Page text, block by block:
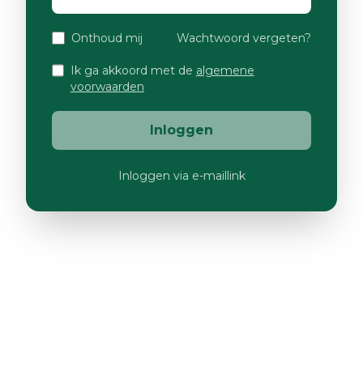
Onthoud mij Wachtwoord vergeten?
Ik ga akkoord met de algemene
voorwaarden
Inloggen
Inloggen via e-maillink